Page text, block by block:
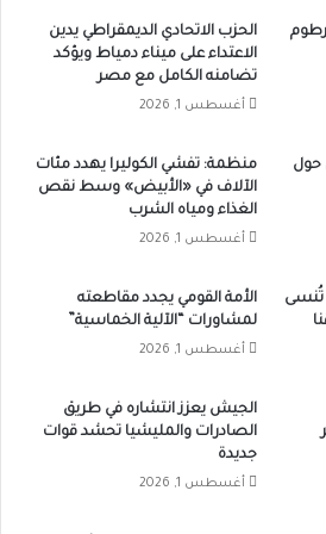
بالخرطوم
الحزب الاتحادي الديمقراطي يدين
الاعتداء على ميناء دمياط ويؤكد
تضامنه الكامل مع مصر
أغسطس 1, 2026
حول
منظمة: تفشي الكوليرا يهدد مئات
الآلاف في «الأبيض» وسط نقص
الغذاء ومياه الشرب
أغسطس 1, 2026
تُنسى
الأمة القومي يجدد مقاطعته
لمشاورات “الآلية الخماسية”
أغسطس 1, 2026
الجيش يعزز انتشاره في طريق
الصادرات والمليشيا تحشد قوات
جديدة
أغسطس 1, 2026